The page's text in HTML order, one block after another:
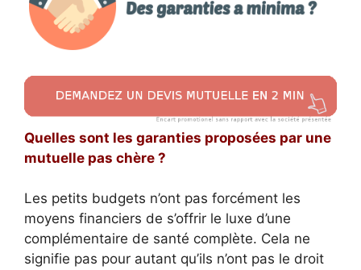
Quelles sont les garanties proposées par une
mutuelle pas chère ?
Les petits budgets n’ont pas forcément les
moyens financiers de s’offrir le luxe d’une
complémentaire de santé complète. Cela ne
signifie pas pour autant qu’ils n’ont pas le droit